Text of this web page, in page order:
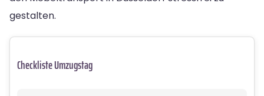
gestalten.
Checkliste Umzugstag